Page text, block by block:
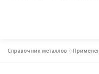
Справочник металлов »